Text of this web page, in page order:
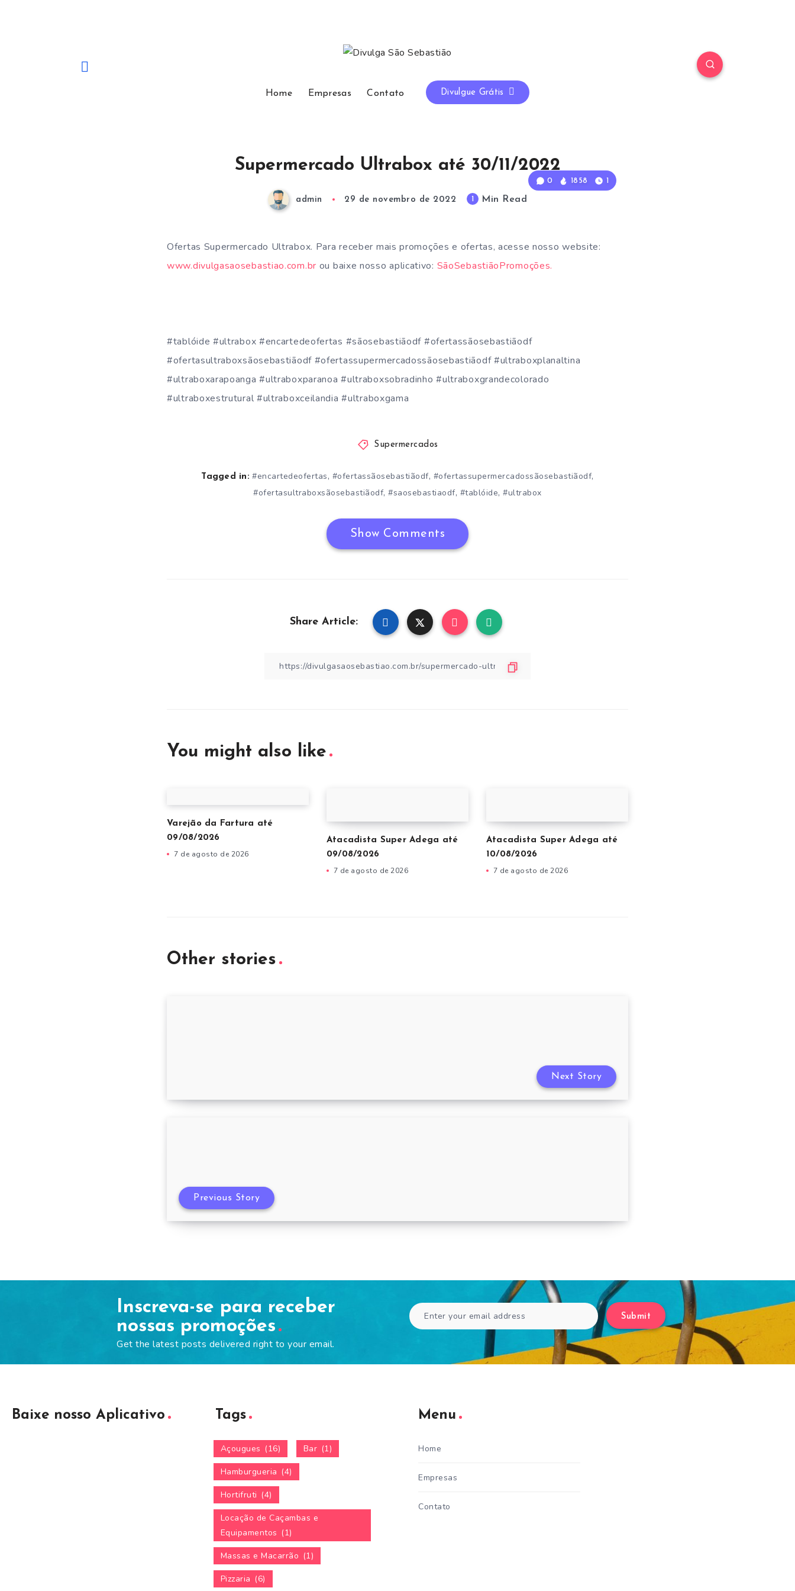
Home Empresas Contato Divulgue Grátis
0 1858 1
Supermercado Ultrabox até 30/11/2022
admin 29 de novembro de 2022 Min Read
Ofertas Supermercado Ultrabox. Para receber mais promoções e ofertas, acesse nosso website:
www.divulgasaosebastiao.com.br ou baixe nosso aplicativo: SãoSebastiãoPromoções.
#tablóide #ultrabox #encartedeofertas #sãosebastiãodf #ofertassãosebastiãodf
#ofertasultraboxsãosebastiãodf #ofertassupermercadossãosebastiãodf #ultraboxplanaltina
#ultraboxarapoanga #ultraboxparanoa #ultraboxsobradinho #ultraboxgrandecolorado
#ultraboxestrutural #ultraboxceilandia #ultraboxgama
Supermercados
Tagged in: #encartedeofertas, #ofertassãosebastiãodf, #ofertassupermercadossãosebastiãodf,
#ofertasultraboxsãosebastiãodf,#saosebastiaodf, #tablóide,#ultrabox
Show Comments
Share Article:
You might also like
Varejão da Fartura até
09/08/2026
7 de agosto de 2026
Atacadista Super Adega até
09/08/2026
7 de agosto de 2026
Atacadista Super Adega até
10/08/2026
7 de agosto de 2026
Other stories
Next Story
Previous Story
Inscreva-se para receber
nossas promoções
Get the latest posts delivered right to your email.
Submit
Baixe nosso Aplicativo Tags
Açougues (16) Bar (1)
Hamburgueria (4)
Hortifruti (4)
Locação de Caçambas e
Equipamentos (1)
Massas e Macarrão (1)
Pizzaria (6)
Menu
Home
Empresas
Contato